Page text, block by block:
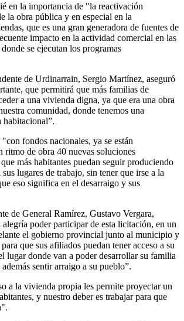
en la importancia de "la reactivación
la obra pública y en especial en la
que es una gran generadora de fuentes de
impacto en la actividad comercial en las
se ejecutan los programas
de Urdinarrain, Sergio Martínez, aseguró
que permitirá que más familias de
a una vivienda digna, ya que era una obra
comunidad, donde tenemos una
habitacional”.
fondos nacionales, ya se están
ritmo de obra 40 nuevas soluciones
más habitantes puedan seguir produciendo
lugares de trabajo, sin tener que irse a la
eso significa en el desarraigo y sus
de General Ramírez, Gustavo Vergara,
alegría poder participar de esta licitación, en un
el gobierno provincial junto al municipio y
que sus afiliados puedan tener acceso a su
lugar donde van a poder desarrollar su familia
sentir arraigo a su pueblo”.
a la vivienda propia les permite proyectar un
y nuestro deber es trabajar para que